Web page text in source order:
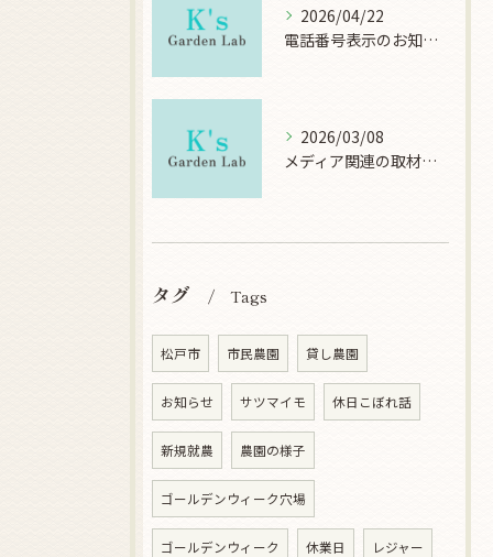
2026/04/22
電話番号表示のお知らせ
2026/03/08
メディア関連の取材について
タグ Tags
松戸市 市民農園 貸し農園
お知らせ サツマイモ 休日こぼれ話
新規就農 農園の様子
ゴールデンウィーク穴場
ゴールデンウィーク 休業日 レジャー